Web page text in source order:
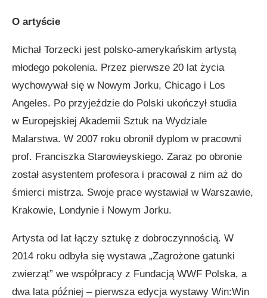
O artyście
Michał Torzecki jest polsko-amerykańskim artystą
młodego pokolenia. Przez pierwsze 20 lat życia
wychowywał się w Nowym Jorku, Chicago i Los
Angeles. Po przyjeździe do Polski ukończył studia
w Europejskiej Akademii Sztuk na Wydziale
Malarstwa. W 2007 roku obronił dyplom w pracowni
prof. Franciszka Starowieyskiego. Zaraz po obronie
został asystentem profesora i pracował z nim aż do
śmierci mistrza. Swoje prace wystawiał w Warszawie,
Krakowie, Londynie i Nowym Jorku.
Artysta od lat łączy sztukę z dobroczynnością. W
2014 roku odbyła się wystawa „Zagrożone gatunki
zwierząt” we współpracy z Fundacją WWF Polska, a
dwa lata później – pierwsza edycja wystawy Win:Win